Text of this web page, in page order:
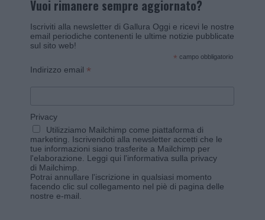
Vuoi rimanere sempre aggiornato?
Iscriviti alla newsletter di Gallura Oggi e ricevi le nostre
email periodiche contenenti le ultime notizie pubblicate
sul sito web!
* campo obbligatorio
Indirizzo email *
Privacy
Utilizziamo Mailchimp come piattaforma di
marketing. Iscrivendoti alla newsletter accetti che le
tue informazioni siano trasferite a Mailchimp per
l'elaborazione. Leggi qui l'informativa sulla privacy
di Mailchimp
Potrai annullare l'iscrizione in qualsiasi momento
facendo clic sul collegamento nel piè di pagina delle
nostre e-mail.